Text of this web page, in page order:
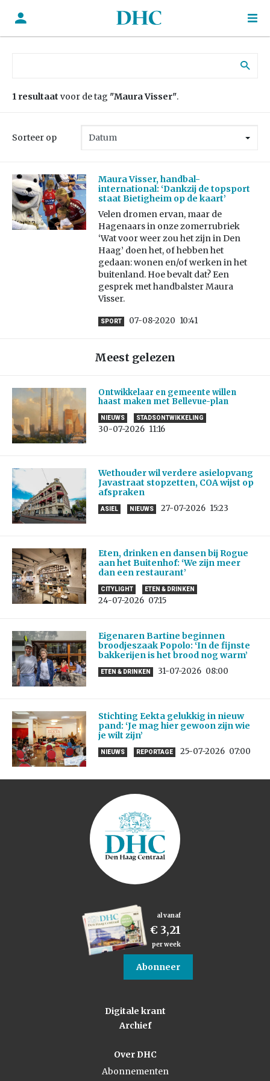
1 resultaat voor de tag "Maura Visser".
Sorteer op
Maura Visser, handbal-
international: ‘Dankzij de topsport
staat Bietigheim op de kaart’
Velen dromen ervan, maar de
Hagenaars in onze zomerrubriek
‘Wat voor weer zou het zijn in Den
Haag’ doen het, of hebben het
gedaan: wonen en/of werken in het
buitenland. Hoe bevalt dat? Een
gesprek met handbalster Maura
Visser.
SPORT 07-08-2020 10:41
Meest gelezen
Ontwikkelaar en gemeente willen
haast maken met Bellevue-plan
NIEUWS STADSONTWIKKELING
30-07-2026 11:16
Wethouder wil verdere asielopvang
Javastraat stopzetten, COA wijst op
afspraken
ASIEL NIEUWS 27-07-2026 15:23
Eten, drinken en dansen bij Rogue
aan het Buitenhof: ‘We zijn meer
dan een restaurant’
CITYLIGHT ETEN & DRINKEN
24-07-2026 07:15
Eigenaren Bartine beginnen
broodjeszaak Popolo: ‘In de fijnste
bakkerijen is het brood nog warm’
ETEN & DRINKEN 31-07-2026 08:00
Stichting Eekta gelukkig in nieuw
pand: ‘Je mag hier gewoon zijn wie
je wilt zijn’
NIEUWS REPORTAGE 25-07-2026 07:00
al vanaf
€ 3,21
per week
Abonneer
Digitale krant
Archief
Over DHC
Abonnementen